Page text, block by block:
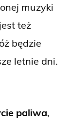
muzyki
też
będzie
letnie dni.
paliwa,